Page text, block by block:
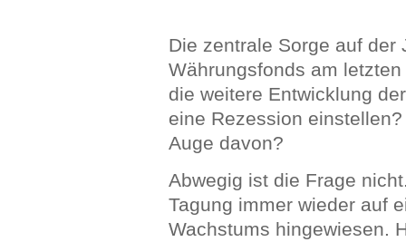
Die zentrale Sorge auf
Währungsfonds am
die weitere Entwicklung
eine Rezession
Auge davon?
Abwegig ist die Frage
Tagung immer wieder auf
Wachstums hingewiesen.